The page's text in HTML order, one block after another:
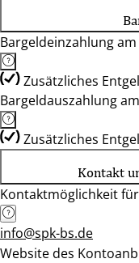
Bargeldeinzahlung
Zusätzliches
Bargeldauszahlung
Zusätzliches
Kontakt
Kontaktmöglichkeit
info@spk-bs.de
Website des